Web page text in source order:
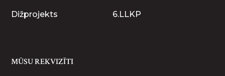
Dižprojekts 6.LLKP
MŪSU REKVIZĪTI